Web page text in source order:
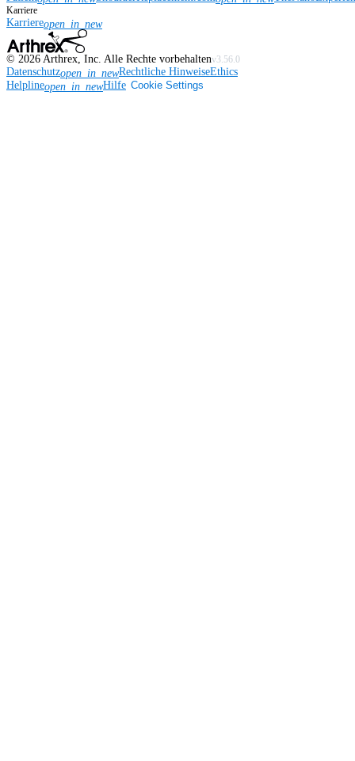
Karriere
Karriereopen_in_new
© 2026 Arthrex, Inc. Alle Rechte vorbehaltenv3.56.0
Datenschutzopen_in_newRechtliche HinweiseEthics
Helplineopen_in_newHilfe Cookie Settings